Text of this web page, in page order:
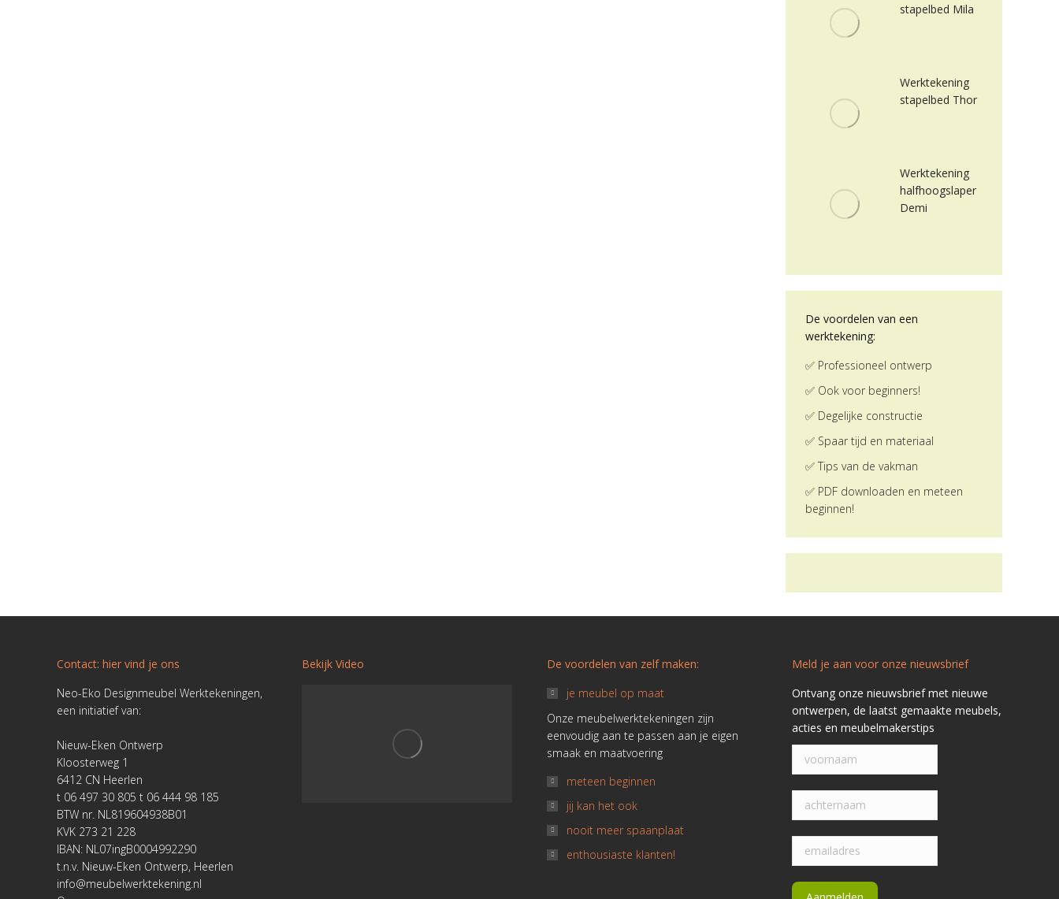
stapelbed Mila
Werktekening
stapelbed Thor
Werktekening
halfhoogslaper
Demi
De voordelen van een
werktekening:
✅ Professioneel ontwerp
✅ Ook voor beginners!
✅ Degelijke constructie
✅ Spaar tijd en materiaal
✅ Tips van de vakman
✅ PDF downloaden en meteen
beginnen!
Contact: hier vind je ons
Neo-Eko Designmeubel Werktekeningen,
een initiatief van:
Nieuw-Eken Ontwerp
Kloosterweg 1
6412 CN Heerlen
t 06 497 30 805 t 06 444 98 185
BTW nr. NL819604938B01
KVK 273 21 228
IBAN: NL07ingB0004992290
t.n.v. Nieuw-Eken Ontwerp, Heerlen
info@meubelwerktekening.nl
Bekijk Video
De voordelen van zelf maken:
je meubel op maat
Onze meubelwerktekeningen zijn
eenvoudig aan te passen aan je eigen
smaak en maatvoering
meteen beginnen
jij kan het ook
nooit meer spaanplaat
enthousiaste klanten!
Meld je aan voor onze nieuwsbrief
Ontvang onze nieuwsbrief met nieuwe
ontwerpen, de laatst gemaakte meubels,
acties en meubelmakerstips